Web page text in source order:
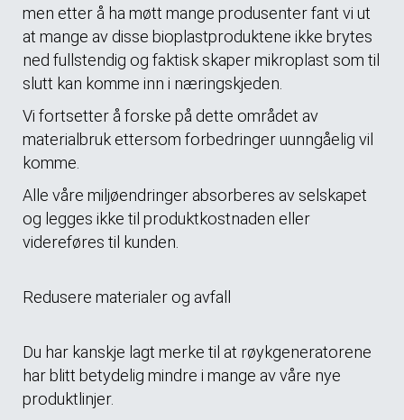
men etter å ha møtt mange produsenter fant vi ut
at mange av disse bioplastproduktene ikke brytes
ned fullstendig og faktisk skaper mikroplast som til
slutt kan komme inn i næringskjeden.
Vi fortsetter å forske på dette området av
materialbruk ettersom forbedringer uunngåelig vil
komme.
Alle våre miljøendringer absorberes av selskapet
og legges ikke til produktkostnaden eller
videreføres til kunden.
Redusere materialer og avfall
Du har kanskje lagt merke til at røykgeneratorene
har blitt betydelig mindre i mange av våre nye
produktlinjer.